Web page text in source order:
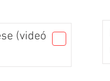
(videó